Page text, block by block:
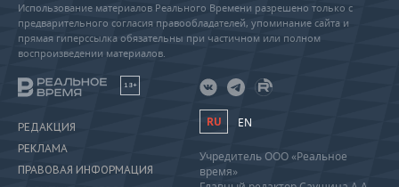
Использование материалов Реального Времени разрешено только с
предварительного согласия правообладателей, упоминание сайта и
прямая гиперссылка обязательны при частичном или полном
воспроизведении материалов.
18+
РЕДАКЦИЯ
РЕКЛАМА
ПРАВОВАЯ ИНФОРМАЦИЯ
RU EN
Учредитель ООО «Реальное
время»